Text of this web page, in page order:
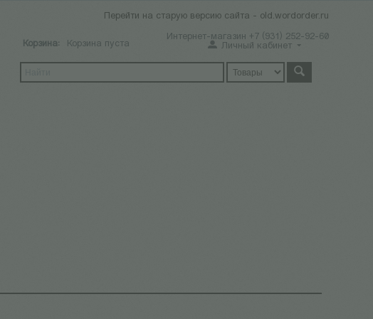
Перейти на старую версию сайта - old.wordorder.ru
Интернет-магазин +7 (931) 252-92-60
Корзина: Корзина пуста Личный кабинет